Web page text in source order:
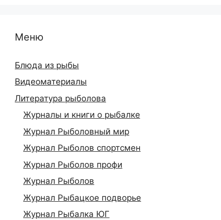
Меню
Блюда из рыбы
Видеоматериалы
Литература рыболова
Журналы и книги о рыбалке
Журнал Рыболовный мир
Журнал Рыболов спортсмен
Журнал Рыболов профи
Журнал Рыболов
Журнал Рыбацкое подворье
Журнал Рыбалка ЮГ